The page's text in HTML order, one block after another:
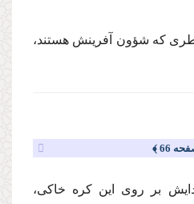
كه شؤون آفرینش هستند،
66 ﴾
بر روى این كره خاكى،